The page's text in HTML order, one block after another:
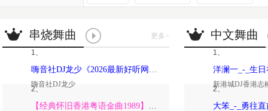
串烧舞曲 更多>
1、
嗨音社DJ龙少《2026最新好听网络伤感歌曲推荐·深爱过的人一生惦记》
嗨音社DJ龙少
2、
【经典怀旧香港粤语金曲1989】高潮版【DJ邹杰】
中文舞曲
1、
新港城DJ香港志
2、